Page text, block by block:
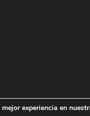
experiencia en